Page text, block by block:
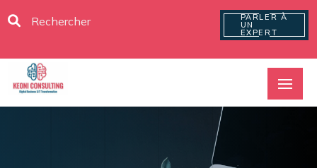
PARLER À
UN
EXPERT